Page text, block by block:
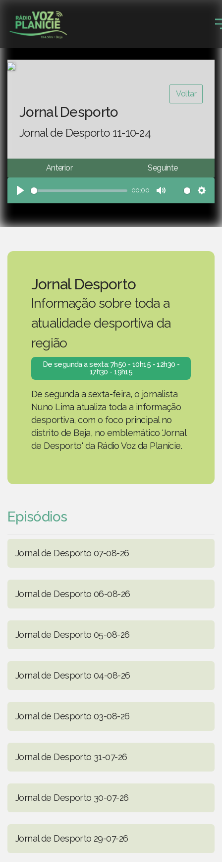
Voltar
Jornal Desporto
Jornal de Desporto 11-10-24
Anterior Seguinte
Play
00:00
Mute
Jornal Desporto
Informação sobre toda a
atualidade desportiva da
região
De segunda a sexta: 7h50 - 10h15 - 12h30 -
17h30 - 19h15
De segunda a sexta-feira, o jornalista
Nuno Lima atualiza toda a informação
desportiva, com o foco principal no
distrito de Beja, no emblemático 'Jornal
de Desporto' da Rádio Voz da Planície.
Episódios
Jornal de Desporto 07-08-26
Jornal de Desporto 06-08-26
Jornal de Desporto 05-08-26
Jornal de Desporto 04-08-26
Jornal de Desporto 03-08-26
Jornal de Desporto 31-07-26
Jornal de Desporto 30-07-26
Jornal de Desporto 29-07-26